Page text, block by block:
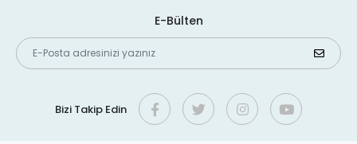
E-Bülten
Bizi Takip Edin